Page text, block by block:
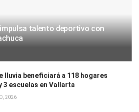
talento deportivo con
lluvia beneficiará a 118 hogares
3 escuelas en Vallarta
2026